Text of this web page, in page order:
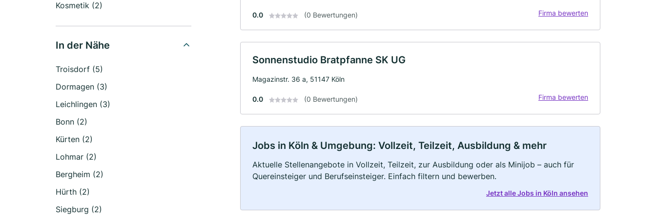
Kosmetik (2)
In der Nähe
Troisdorf (5)
Dormagen (3)
Leichlingen (3)
Bonn (2)
Kürten (2)
Lohmar (2)
Bergheim (2)
Hürth (2)
Siegburg (2)
0.0 (0 Bewertungen) Firma bewerten
Sonnenstudio Bratpfanne SK UG
Magazinstr. 36 a, 51147 Köln
0.0 (0 Bewertungen) Firma bewerten
Jobs in Köln & Umgebung: Vollzeit, Teilzeit, Ausbildung & mehr
Aktuelle Stellenangebote in Vollzeit, Teilzeit, zur Ausbildung oder als Minijob – auch für
Quereinsteiger und Berufseinsteiger. Einfach filtern und bewerben.
Jetzt alle Jobs in Köln ansehen